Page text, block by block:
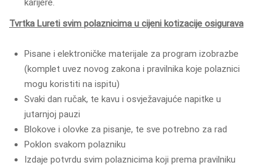
Tvrtka Lureti svim polaznicima u cijeni kotizacije osigurava
Pisane i elektroničke materijale za program izobrazbe
(komplet uvez novog zakona i pravilnika koje polaznici
mogu koristiti na ispitu)
Svaki dan ručak, te kavu i osvježavajuće napitke u
jutarnjoj pauzi
Blokove i olovke za pisanje, te sve potrebno za rad
Poklon svakom polazniku
Izdaje potvrdu svim polaznicima koji prema pravilniku